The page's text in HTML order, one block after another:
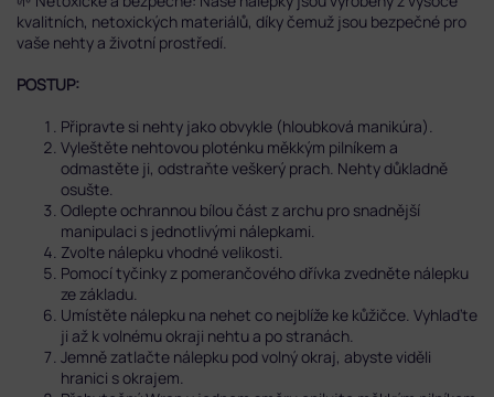
kvalitních, netoxických materiálů, díky čemuž jsou bezpečné pro
vaše nehty a životní prostředí.
POSTUP:
Připravte si nehty jako obvykle (hloubková manikúra).
Vyleštěte nehtovou ploténku měkkým pilníkem a
odmastěte ji, odstraňte veškerý prach. Nehty důkladně
osušte.
Odlepte ochrannou bílou část z archu pro snadnější
manipulaci s jednotlivými nálepkami.
Zvolte nálepku vhodné velikosti.
Pomocí tyčinky z pomerančového dřívka zvedněte nálepku
ze základu.
Umístěte nálepku na nehet co nejblíže ke kůžičce. Vyhlaďte
ji až k volnému okraji nehtu a po stranách.
Jemně zatlačte nálepku pod volný okraj, abyste viděli
hranici s okrajem.